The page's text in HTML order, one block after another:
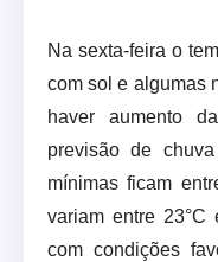
Na sexta-feira o
com sol e algumas
haver aumento
previsão de
mínimas ficam
variam entre 23°C
com condições